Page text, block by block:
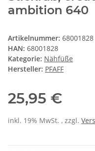
ambition 640
Artikelnummer: 68001828
HAN: 68001828
Kategorie: Nähfüße
Hersteller: PFAFF
25,95 €
inkl. 19% MwSt. , zzgl.